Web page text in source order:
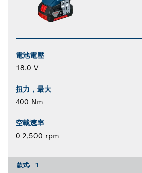
電池電壓
18.0 V
扭力，最大
400 Nm
空載速率
0-2,500 rpm
款式: 1